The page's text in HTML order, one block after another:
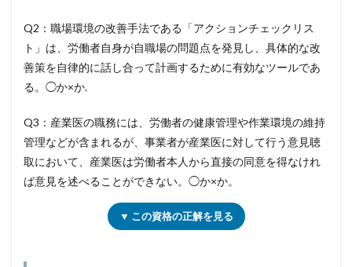
Q2：職場環境の改善手法である「アクションチェックリス
ト」は、労働者自身が自職場の問題点を発見し、具体的な改
善策を自律的に話し合って計画するために有効なツールであ
る。◯か×か.
Q3：産業医の職務には、労働者の健康管理や作業環境の維持
管理などが含まれるが、事業者が産業医に対して行う意見聴
取において、産業医は労働者本人から直接の同意を得なけれ
ば意見を述べることができない。◯か×か。
▼ この資格の正解を見る